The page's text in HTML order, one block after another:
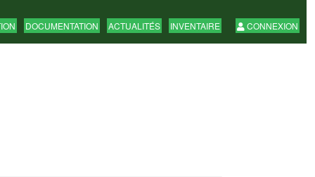
DOCUMENTATION ACTUALITÉS INVENTAIRE CONNEXION